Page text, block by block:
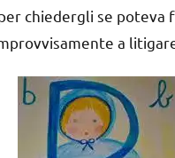
chiedergli se poteva
a